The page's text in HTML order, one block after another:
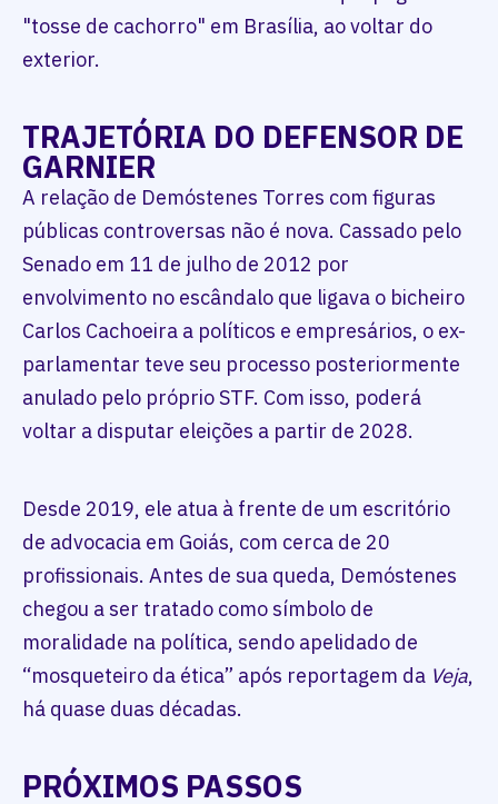
"tosse de cachorro" em Brasília, ao voltar do
exterior.
TRAJETÓRIA DO DEFENSOR DE
GARNIER
A relação de Demóstenes Torres com figuras
públicas controversas não é nova. Cassado pelo
Senado em 11 de julho de 2012 por
envolvimento no escândalo que ligava o bicheiro
Carlos Cachoeira a políticos e empresários, o ex-
parlamentar teve seu processo posteriormente
anulado pelo próprio STF. Com isso, poderá
voltar a disputar eleições a partir de 2028.
Desde 2019, ele atua à frente de um escritório
de advocacia em Goiás, com cerca de 20
profissionais. Antes de sua queda, Demóstenes
chegou a ser tratado como símbolo de
moralidade na política, sendo apelidado de
“mosqueteiro da ética” após reportagem da Veja,
há quase duas décadas.
PRÓXIMOS PASSOS